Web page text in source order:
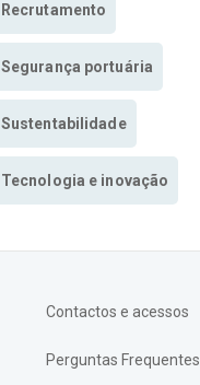
Recrutamento
Segurança portuária
Sustentabilidade
Tecnologia e inovação
Contactos e acessos
Perguntas Frequentes